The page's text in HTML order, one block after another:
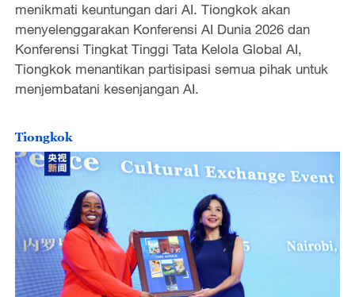
menikmati keuntungan dari AI. Tiongkok akan
menyelenggarakan Konferensi AI Dunia 2026 dan
Konferensi Tingkat Tinggi Tata Kelola Global AI,
Tiongkok menantikan partisipasi semua pihak untuk
menjembatani kesenjangan AI.
Tiongkok